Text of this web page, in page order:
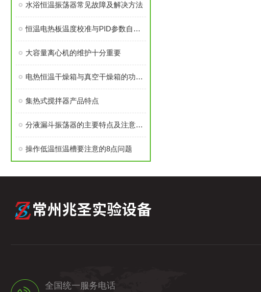
水浴恒温振荡器常见故障及解决方法
恒温电热板温度校准与PID参数自整定设置
大容量离心机的维护十分重要
电热恒温干燥箱与真空干燥箱的功能特性
集热式搅拌器产品特点
分液漏斗振荡器的主要特点及注意事项
操作低温恒温槽要注意的8点问题
全国统一服务电话